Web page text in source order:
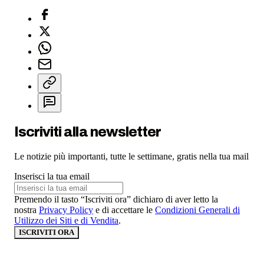
Iscriviti alla newsletter
Le notizie più importanti, tutte le settimane, gratis nella tua mail
Inserisci la tua email
Premendo il tasto “Iscriviti ora” dichiaro di aver letto la
nostra Privacy Policy e di accettare le Condizioni Generali di
Utilizzo dei Siti e di Vendita.
ISCRIVITI ORA